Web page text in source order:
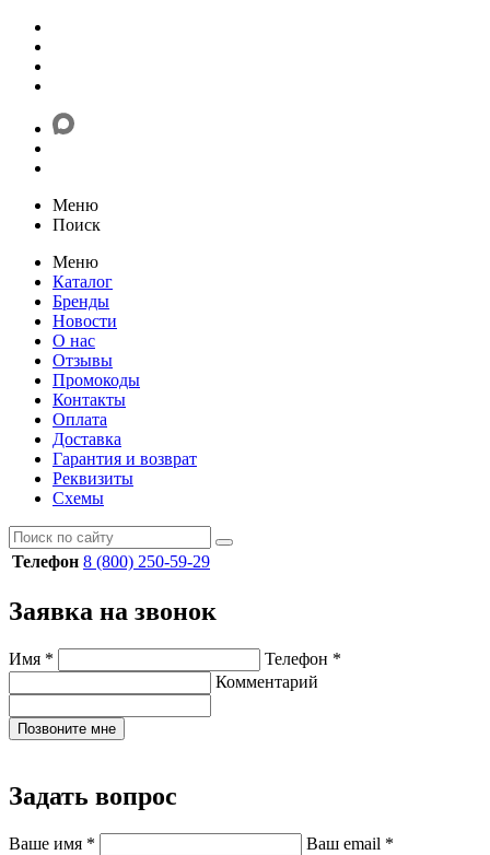
Меню
Поиск
Меню
Каталог
Бренды
Новости
О нас
Отзывы
Промокоды
Контакты
Оплата
Доставка
Гарантия и возврат
Реквизиты
Схемы
Телефон 8 (800) 250-59-29
Заявка на звонок
Имя * Телефон *
Комментарий
Позвоните мне
Задать вопрос
Ваше имя * Ваш email *